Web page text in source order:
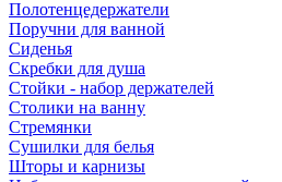
Полотенцедержатели
Поручни для ванной
Сиденья
Скребки для душа
Стойки - набор держателей
Столики на ванну
Стремянки
Сушилки для белья
Шторы и карнизы